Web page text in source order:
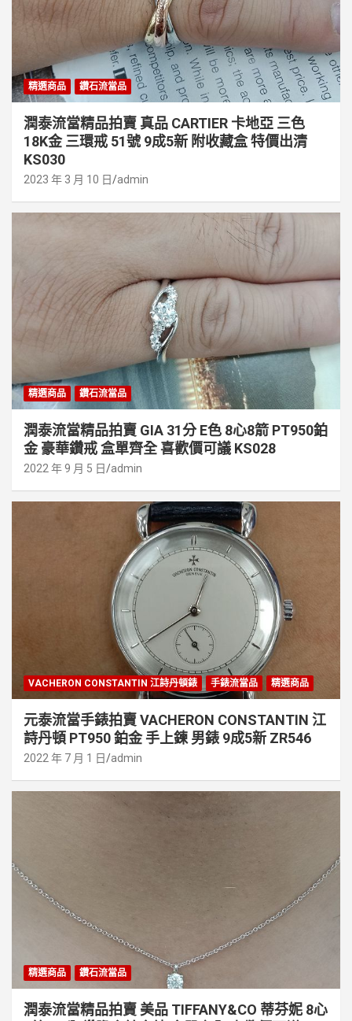
精選商品 鑽石流當品
潤泰流當精品拍賣 真品 CARTIER 卡地亞 三色
18K金 三環戒 51號 9成5新 附收藏盒 特價出清
KS030
2023 年 3 月 10 日 admin
精選商品 鑽石流當品
潤泰流當精品拍賣 GIA 31分 E色 8心8箭 PT950鉑
金 豪華鑽戒 盒單齊全 喜歡價可議 KS028
2022 年 9 月 5 日 admin
VACHERON CONSTANTIN 江詩丹頓錶 手錶流當品 精選商品
元泰流當手錶拍賣 VACHERON CONSTANTIN 江
詩丹頓 PT950 鉑金 手上鍊 男錶 9成5新 ZR546
2022 年 7 月 1 日 admin
精選商品 鑽石流當品
潤泰流當精品拍賣 美品 TIFFANY&CO 蒂芬妮 8心